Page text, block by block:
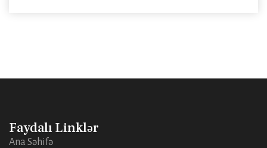
Faydalı Linklər
Ana Səhifə